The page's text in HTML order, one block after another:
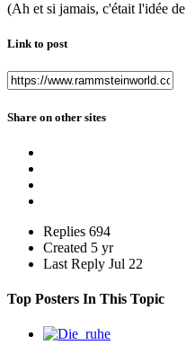
(Ah et si jamais, c'était l'idée de
Link to post
Share on other sites
Replies 694
Created 5 yr
Last Reply Jul 22
Top Posters In This Topic